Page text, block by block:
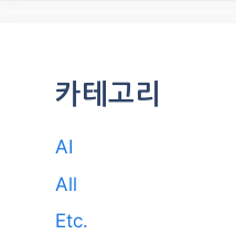
카테고리
AI
All
Etc.